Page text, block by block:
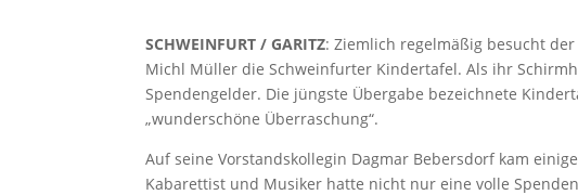
SCHWEINFURT / GARITZ: Ziemlich regelmäßig besucht
Michl Müller die Schweinfurter Kindertafel. Als ihr
Spendengelder. Die jüngste Übergabe bezeichnete
„wunderschöne Überraschung“.
Auf seine Vorstandskollegin Dagmar Bebersdorf kam
Kabarettist und Musiker hatte nicht nur eine volle